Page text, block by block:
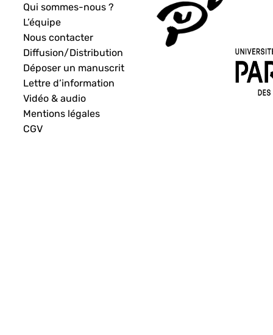
Qui sommes-nous ?
L’équipe
Nous contacter
Diffusion/Distribution
Déposer un manuscrit
Lettre d’information
Vidéo & audio
Mentions légales
CGV